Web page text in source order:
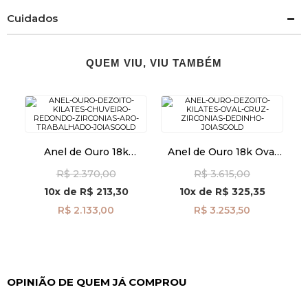
Cuidados
QUEM VIU, VIU TAMBÉM
Anel de Ouro 18k
Zircônias Aro
Trabalhado an41876
R$ 2.370,00
10xde R$ 213,30
R$ 2.133,00
Anel de Ouro 18k Oval
Dedinho an41963
R$ 3.615,00
10xde R$ 325,35
R$ 3.253,50
OPINIÃO DE QUEM JÁ COMPROU